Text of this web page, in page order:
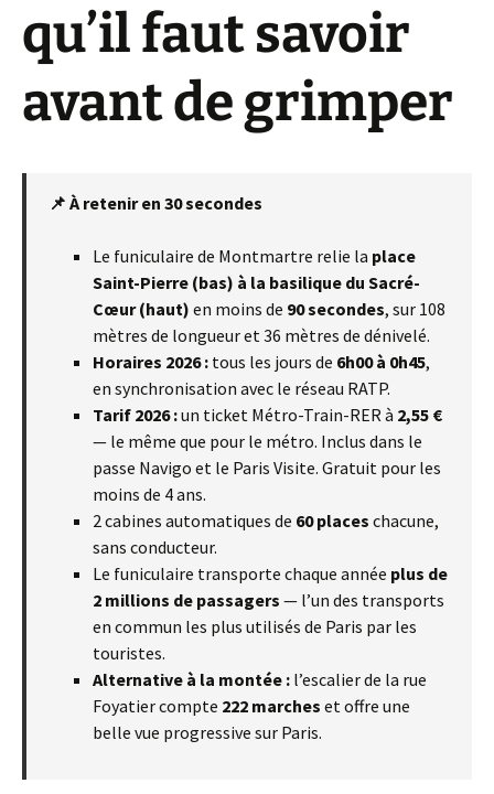
qu’il faut savoir
avant de grimper
📌 À retenir en 30 secondes
Le funiculaire de Montmartre relie la place
Saint-Pierre (bas) à la basilique du Sacré-
Cœur (haut) en moins de 90 secondes, sur 108
mètres de longueur et 36 mètres de dénivelé.
Horaires 2026 : tous les jours de 6h00 à 0h45,
en synchronisation avec le réseau RATP.
Tarif 2026 :un ticket Métro-Train-RER à 2,55 €
— le même que pour le métro. Inclus dans le
passe Navigo et le Paris Visite. Gratuit pour les
moins de 4 ans.
2 cabines automatiques de 60 places chacune,
sans conducteur.
Le funiculaire transporte chaque année plus de
2 millions de passagers — l’un des transports
en commun les plus utilisés de Paris par les
touristes.
Alternative à la montée : l’escalier de la rue
Foyatier compte 222 marches et offre une
belle vue progressive sur Paris.